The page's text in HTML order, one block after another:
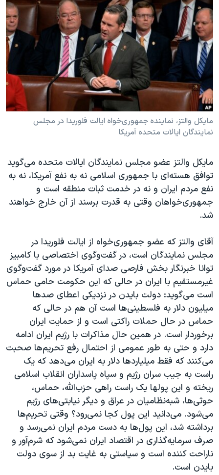
فرهنگ و زندگی
حقوق شهروندی
اقتصادی
علم و فناوری
اسرائیل در جنگ
گالری عکس
مستندها
انتخابات ریاست جمهوری آمریکا ۲۰۲۴
حمله جمهوری اسلامی به اسرائیل
رمز مهسا
ورزش زنان در ایران
اعتراضات زن، زندگی، آزادی
تریبونال مردمی آبان ۹۸
چهل سال گروگان‌گیری
قانون شفافیت دارائی کادر رهبری ایران
اعتراضات مردمی آبان ۹۸
نرگس محمدی برنده جایزه نوبل صلح
همایش محافظه‌کاران آمریکا «سی‌پک»
صفحه‌های ویژه
سفر پرزیدنت ترامپ به چین
دنبال کنید
زبانهای مختلف
مایکل والتز، نماینده جمهوری‌خواه ایالت فلوریدا در مجلس
نمایندگان ایالات متحده آمریکا
مایکل والتز عضو مجلس نمایندگان ایالات متحده می‌گوید
توافق هسته‌ای با جمهوری اسلامی نه به نفع آمریکا، نه به
نفع مردم ایران و نه در خدمت ثبات منطقه است و
جمهوری‌خواهان وقتی به قدرت برسند از آن خارج خواهند
شد.
آقای والتز که عضو جمهوری‌خواه از ایالت فلوریدا در
مجلس نمایندگان است، در گفت‌وگوی اختصاصی با کامبیز
توانا خبرنگار بخش فارصی صدای آمریکا در مورد گفت‌وگوی
غیرمستقیم با ایران در حالی که این حکومت حامی حماس
است می‌گوید: دولت بایدن در نزدیکی اعطای صدها
میلیون دلار به فلسطینی‌ها است آن هم در حالی که
حماس در حال حملات راکتی است و از حمایت ایران
برخوردار است. در همین حال مذاکرات با رژیم ایران ادامه
دارد و حتی به طور عمومی از احتمال رفع تحریم‌ها صحبت
می‌کنند که فقط میلیاردها دلار به ایران می‌دهد که یک
راست به جیب سران رژیم و سپاه پاسداران انقلاب اسلامی
ریخته و این پولها یک راست راهی حزب‌الله، حماس،
حوثی‌ها، شبه‌نظامیان در عراق و دیگر نیابتی‌های رژیم
می‌شود. می‌دانید این پول کجا نمی‌رود؟ وقتی تحریم‌ها
برداشته شد، این پول‌ها به دست مردم ایران نمی‌رسد و
صرف سرمایه‌گذاری در اقتصاد ایران نمی‌شود که شرم‌آور و
ناراحت کننده است و سیاستی به غایت بد از سوی دولت
بایدن است.